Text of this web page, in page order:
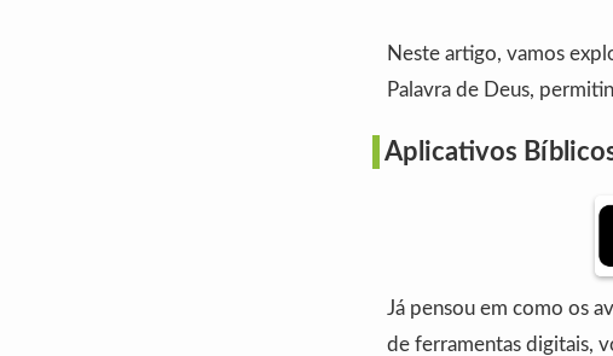
Neste artigo, vamos
Palavra de Deus,
Aplicativos
Já pensou em como os
de ferramentas digitais,